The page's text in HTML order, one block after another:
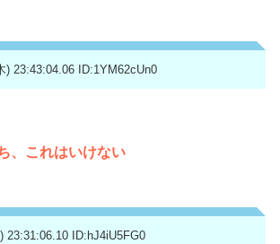
) 23:43:04.06 ID:1YM62cUn0
、これはいけない
23:31:06.10 ID:hJ4iU5FG0